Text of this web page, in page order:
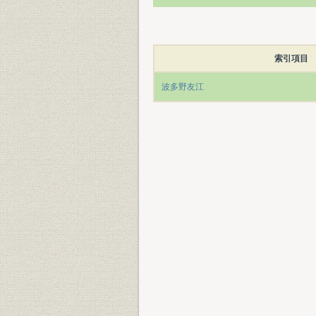
索引項目
波多野友江